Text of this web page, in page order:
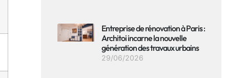
Entreprise de rénovation à Paris :
Architoi incarne la nouvelle
génération des travaux urbains
29/06/2026